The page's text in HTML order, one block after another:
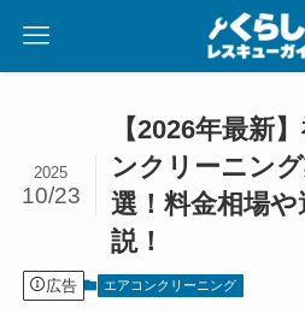
【2026年最新
ンクリーニン
選！料金相場
説！
2025
10/23
広告 エアコンクリーニング